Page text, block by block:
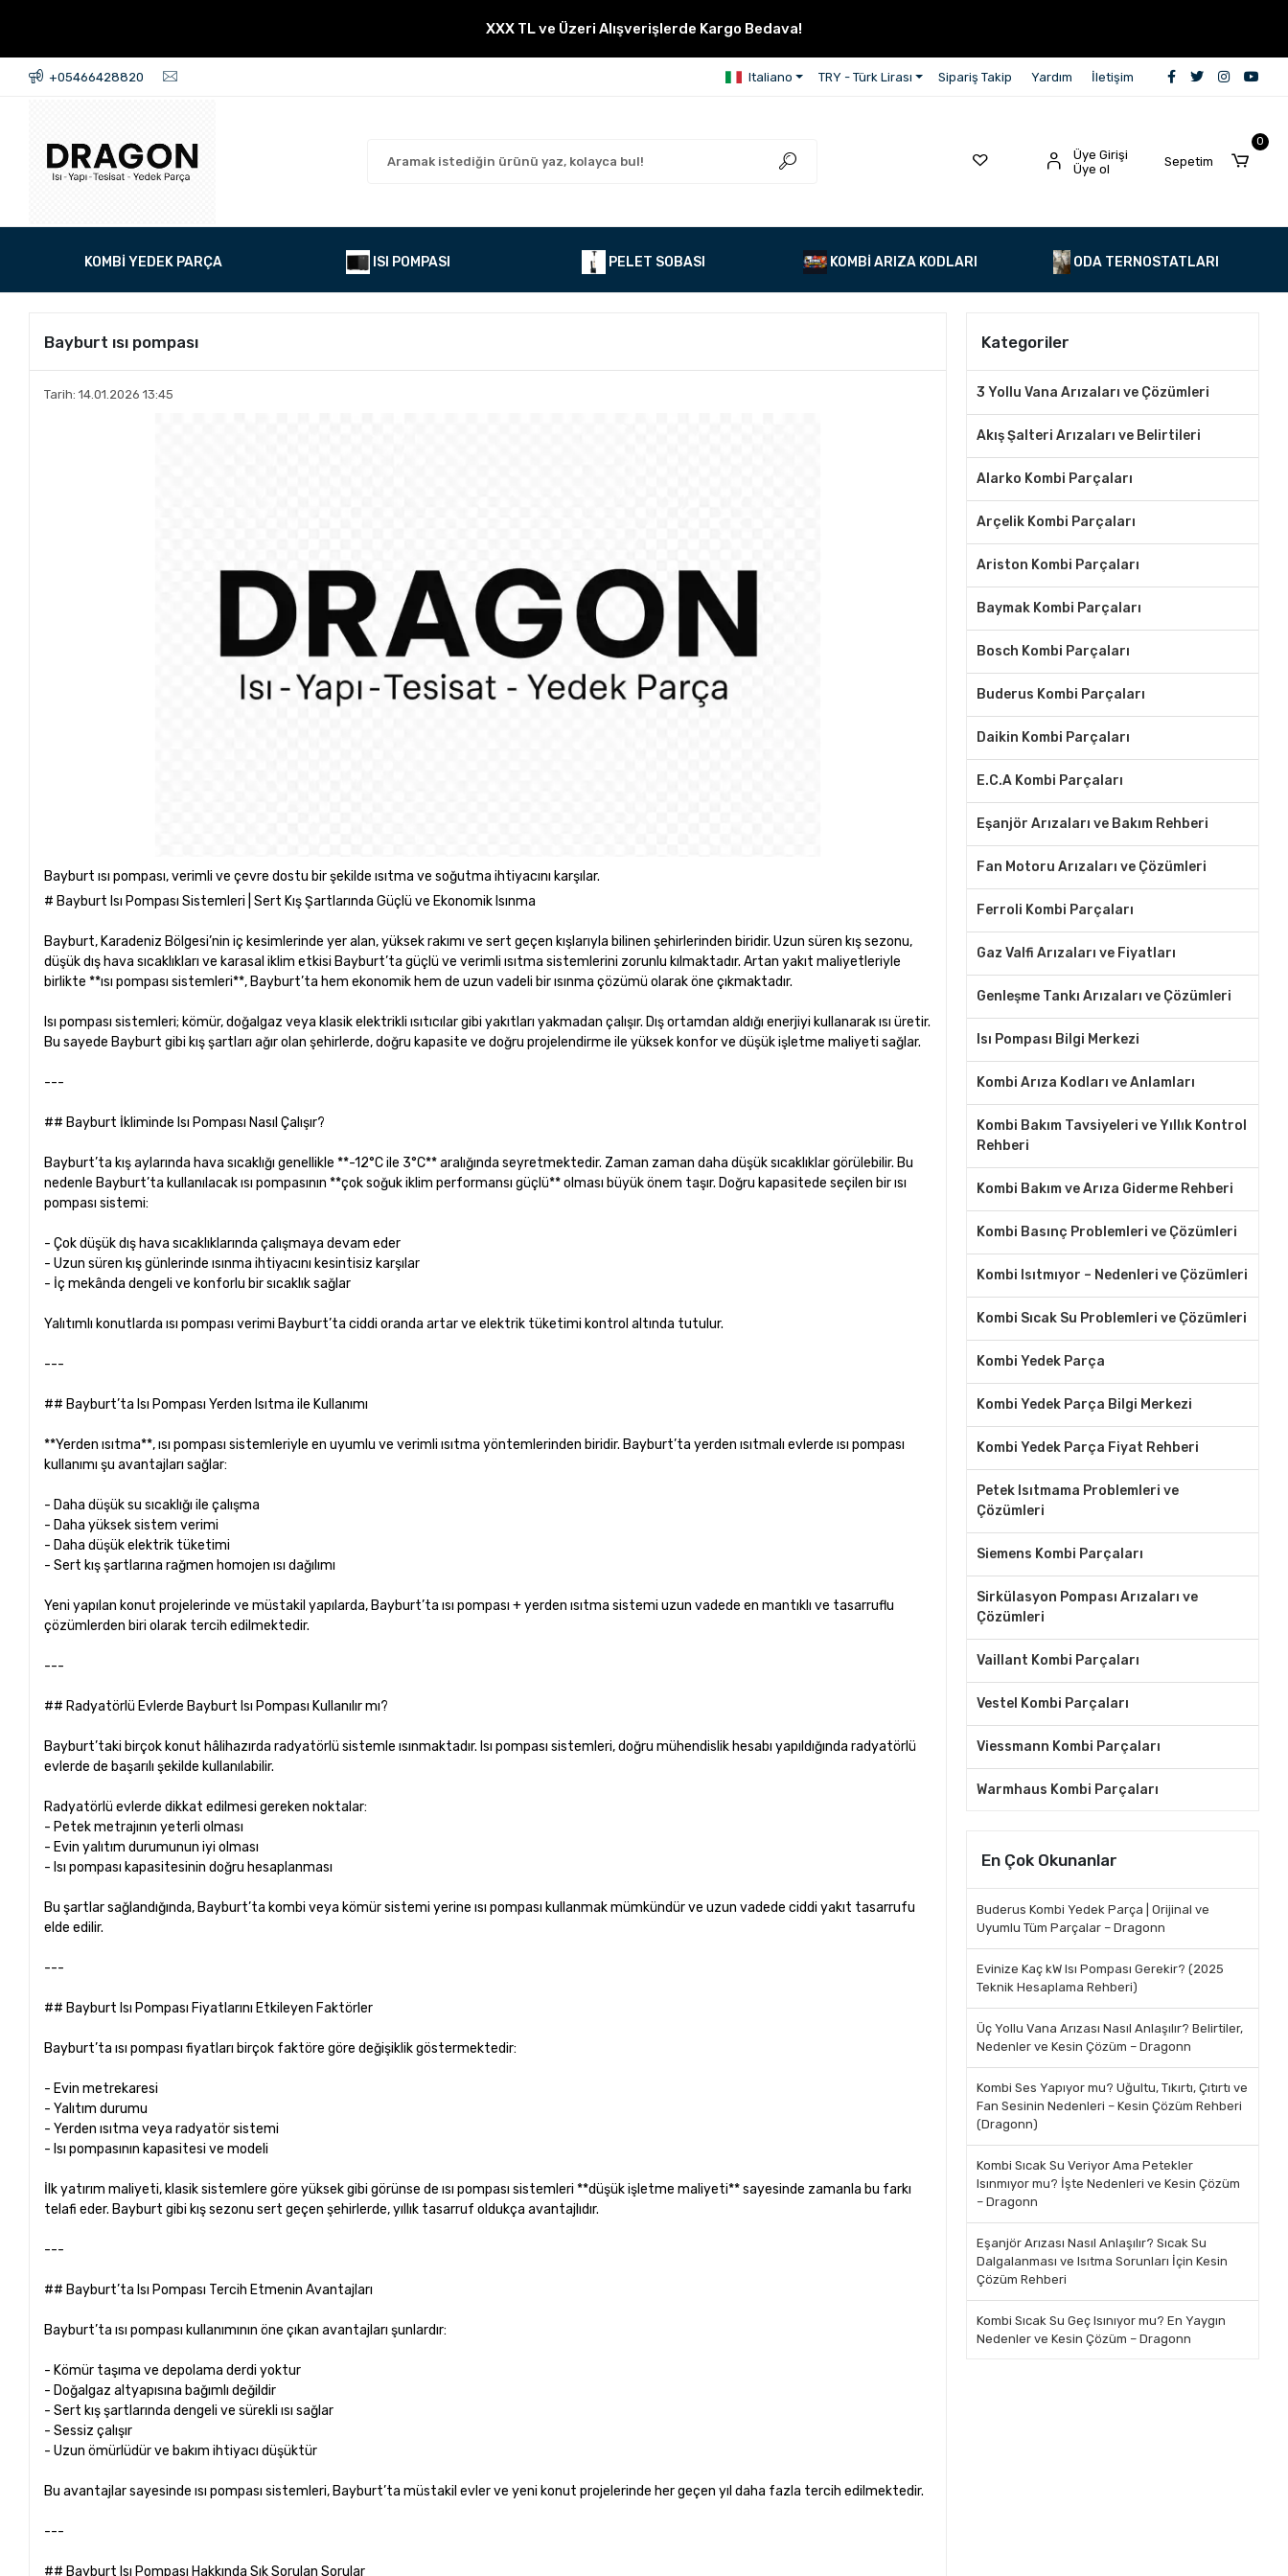
XXX TL ve Üzeri Alışverişlerde Kargo Bedava!
+05466428820 Italiano TRY - Türk Lirası Sipariş Takip Yardım İletişim
Üye Girişi
Üye ol
Sepetim
0
KOMBİ YEDEK PARÇA ISI POMPASI PELET SOBASI KOMBİ ARIZA KODLARI ODA TERNOSTATLARI
Bayburt ısı pompası
Tarih: 14.01.2026 13:45
Bayburt ısı pompası, verimli ve çevre dostu bir şekilde ısıtma ve soğutma ihtiyacını karşılar.
# Bayburt Isı Pompası Sistemleri | Sert Kış Şartlarında Güçlü ve Ekonomik Isınma
Bayburt, Karadeniz Bölgesi’nin iç kesimlerinde yer alan, yüksek rakımı ve sert geçen kışlarıyla bilinen şehirlerinden biridir. Uzun süren kış sezonu,
düşük dış hava sıcaklıkları ve karasal iklim etkisi Bayburt’ta güçlü ve verimli ısıtma sistemlerini zorunlu kılmaktadır. Artan yakıt maliyetleriyle
birlikte **ısı pompası sistemleri**, Bayburt’ta hem ekonomik hem de uzun vadeli bir ısınma çözümü olarak öne çıkmaktadır.
Isı pompası sistemleri; kömür, doğalgaz veya klasik elektrikli ısıtıcılar gibi yakıtları yakmadan çalışır. Dış ortamdan aldığı enerjiyi kullanarak ısı üretir.
Bu sayede Bayburt gibi kış şartları ağır olan şehirlerde, doğru kapasite ve doğru projelendirme ile yüksek konfor ve düşük işletme maliyeti sağlar.
---
## Bayburt İkliminde Isı Pompası Nasıl Çalışır?
Bayburt’ta kış aylarında hava sıcaklığı genellikle **-12°C ile 3°C** aralığında seyretmektedir. Zaman zaman daha düşük sıcaklıklar görülebilir. Bu
nedenle Bayburt’ta kullanılacak ısı pompasının **çok soğuk iklim performansı güçlü** olması büyük önem taşır. Doğru kapasitede seçilen bir ısı
pompası sistemi:
- Çok düşük dış hava sıcaklıklarında çalışmaya devam eder
- Uzun süren kış günlerinde ısınma ihtiyacını kesintisiz karşılar
- İç mekânda dengeli ve konforlu bir sıcaklık sağlar
Yalıtımlı konutlarda ısı pompası verimi Bayburt’ta ciddi oranda artar ve elektrik tüketimi kontrol altında tutulur.
---
## Bayburt’ta Isı Pompası Yerden Isıtma ile Kullanımı
**Yerden ısıtma**, ısı pompası sistemleriyle en uyumlu ve verimli ısıtma yöntemlerinden biridir. Bayburt’ta yerden ısıtmalı evlerde ısı pompası
kullanımı şu avantajları sağlar:
- Daha düşük su sıcaklığı ile çalışma
- Daha yüksek sistem verimi
- Daha düşük elektrik tüketimi
- Sert kış şartlarına rağmen homojen ısı dağılımı
Yeni yapılan konut projelerinde ve müstakil yapılarda, Bayburt’ta ısı pompası + yerden ısıtma sistemi uzun vadede en mantıklı ve tasarruflu
çözümlerden biri olarak tercih edilmektedir.
---
## Radyatörlü Evlerde Bayburt Isı Pompası Kullanılır mı?
Bayburt’taki birçok konut hâlihazırda radyatörlü sistemle ısınmaktadır. Isı pompası sistemleri, doğru mühendislik hesabı yapıldığında radyatörlü
evlerde de başarılı şekilde kullanılabilir.
Radyatörlü evlerde dikkat edilmesi gereken noktalar:
- Petek metrajının yeterli olması
- Evin yalıtım durumunun iyi olması
- Isı pompası kapasitesinin doğru hesaplanması
Bu şartlar sağlandığında, Bayburt’ta kombi veya kömür sistemi yerine ısı pompası kullanmak mümkündür ve uzun vadede ciddi yakıt tasarrufu
elde edilir.
---
## Bayburt Isı Pompası Fiyatlarını Etkileyen Faktörler
Bayburt’ta ısı pompası fiyatları birçok faktöre göre değişiklik göstermektedir:
- Evin metrekaresi
- Yalıtım durumu
- Yerden ısıtma veya radyatör sistemi
- Isı pompasının kapasitesi ve modeli
İlk yatırım maliyeti, klasik sistemlere göre yüksek gibi görünse de ısı pompası sistemleri **düşük işletme maliyeti** sayesinde zamanla bu farkı
telafi eder. Bayburt gibi kış sezonu sert geçen şehirlerde, yıllık tasarruf oldukça avantajlıdır.
---
## Bayburt’ta Isı Pompası Tercih Etmenin Avantajları
Bayburt’ta ısı pompası kullanımının öne çıkan avantajları şunlardır:
- Kömür taşıma ve depolama derdi yoktur
- Doğalgaz altyapısına bağımlı değildir
- Sert kış şartlarında dengeli ve sürekli ısı sağlar
- Sessiz çalışır
- Uzun ömürlüdür ve bakım ihtiyacı düşüktür
Bu avantajlar sayesinde ısı pompası sistemleri, Bayburt’ta müstakil evler ve yeni konut projelerinde her geçen yıl daha fazla tercih edilmektedir.
---
## Bayburt Isı Pompası Hakkında Sık Sorulan Sorular
Kategoriler
3 Yollu Vana Arızaları ve Çözümleri
Akış Şalteri Arızaları ve Belirtileri
Alarko Kombi Parçaları
Arçelik Kombi Parçaları
Ariston Kombi Parçaları
Baymak Kombi Parçaları
Bosch Kombi Parçaları
Buderus Kombi Parçaları
Daikin Kombi Parçaları
E.C.A Kombi Parçaları
Eşanjör Arızaları ve Bakım Rehberi
Fan Motoru Arızaları ve Çözümleri
Ferroli Kombi Parçaları
Gaz Valfi Arızaları ve Fiyatları
Genleşme Tankı Arızaları ve Çözümleri
Isı Pompası Bilgi Merkezi
Kombi Arıza Kodları ve Anlamları
Kombi Bakım Tavsiyeleri ve Yıllık Kontrol
Rehberi
Kombi Bakım ve Arıza Giderme Rehberi
Kombi Basınç Problemleri ve Çözümleri
Kombi Isıtmıyor – Nedenleri ve Çözümleri
Kombi Sıcak Su Problemleri ve Çözümleri
Kombi Yedek Parça
Kombi Yedek Parça Bilgi Merkezi
Kombi Yedek Parça Fiyat Rehberi
Petek Isıtmama Problemleri ve
Çözümleri
Siemens Kombi Parçaları
Sirkülasyon Pompası Arızaları ve
Çözümleri
Vaillant Kombi Parçaları
Vestel Kombi Parçaları
Viessmann Kombi Parçaları
Warmhaus Kombi Parçaları
En Çok Okunanlar
Buderus Kombi Yedek Parça | Orijinal ve
Uyumlu Tüm Parçalar – Dragonn
Evinize Kaç kW Isı Pompası Gerekir? (2025
Teknik Hesaplama Rehberi)
Üç Yollu Vana Arızası Nasıl Anlaşılır? Belirtiler,
Nedenler ve Kesin Çözüm – Dragonn
Kombi Ses Yapıyor mu? Uğultu, Tıkırtı, Çıtırtı ve
Fan Sesinin Nedenleri – Kesin Çözüm Rehberi
(Dragonn)
Kombi Sıcak Su Veriyor Ama Petekler
Isınmıyor mu? İşte Nedenleri ve Kesin Çözüm
– Dragonn
Eşanjör Arızası Nasıl Anlaşılır? Sıcak Su
Dalgalanması ve Isıtma Sorunları İçin Kesin
Çözüm Rehberi
Kombi Sıcak Su Geç Isınıyor mu? En Yaygın
Nedenler ve Kesin Çözüm – Dragonn